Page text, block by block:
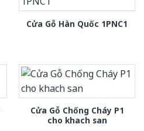
Cửa Gỗ Hàn Quốc 1PNC1
Cửa Gỗ Chống Cháy P1
cho khach san